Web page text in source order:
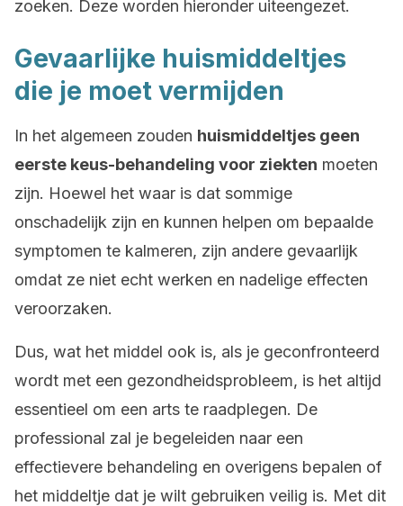
zoeken. Deze worden hieronder uiteengezet.
Gevaarlijke huismiddeltjes
die je moet vermijden
In het algemeen zouden huismiddeltjes geen
eerste keus-behandeling voor ziekten moeten
zijn. Hoewel het waar is dat sommige
onschadelijk zijn en kunnen helpen om bepaalde
symptomen te kalmeren, zijn andere gevaarlijk
omdat ze niet echt werken en nadelige effecten
veroorzaken.
Dus, wat het middel ook is, als je geconfronteerd
wordt met een gezondheidsprobleem, is het altijd
essentieel om een arts te raadplegen. De
professional zal je begeleiden naar een
effectievere behandeling en overigens bepalen of
het middeltje dat je wilt gebruiken veilig is. Met dit